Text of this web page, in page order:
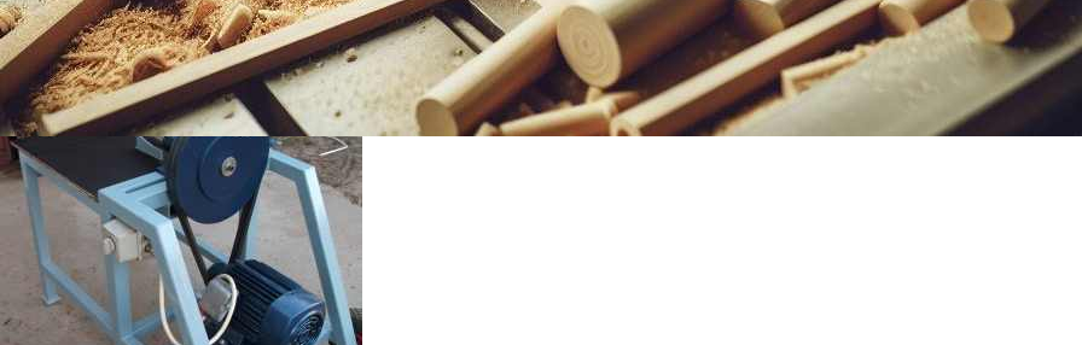
működni. Az előző gépemmel össze hasonlítva, ez sokkal erősebb lett.Köszönet az alkatrészekért.”
Mi pedig köszönjük az információkat Kókai úrnak és jó munkát kívánunk a géppel! Az ajándék hegyet múlt héten már el is postáztuk.